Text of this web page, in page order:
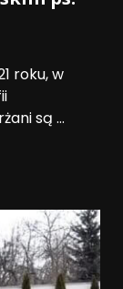
roku, w
są ...